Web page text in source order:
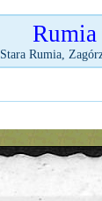
Stara Rumia,